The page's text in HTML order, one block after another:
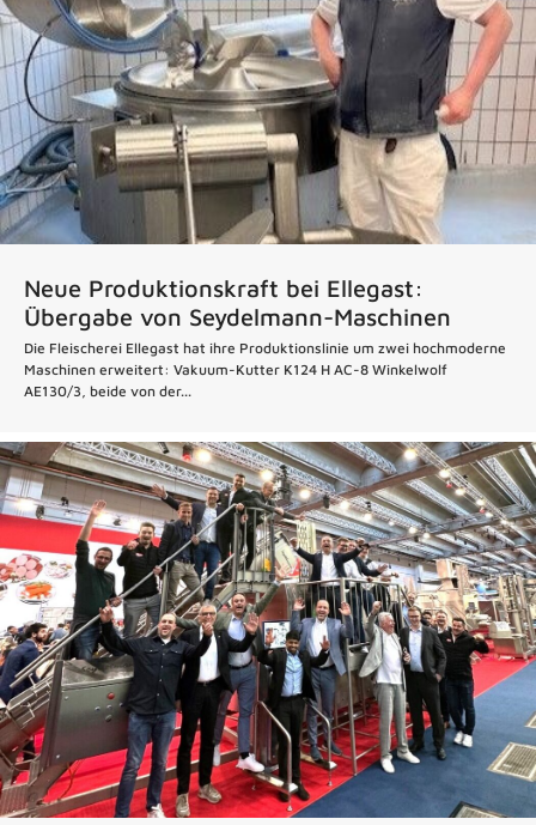
Neue Produktionskraft bei Ellegast:
Übergabe von Seydelmann-Maschinen
Die Fleischerei Ellegast hat ihre Produktionslinie um zwei hochmoderne
Maschinen erweitert: Vakuum-Kutter K124 H AC-8 Winkelwolf
AE130/3, beide von der...